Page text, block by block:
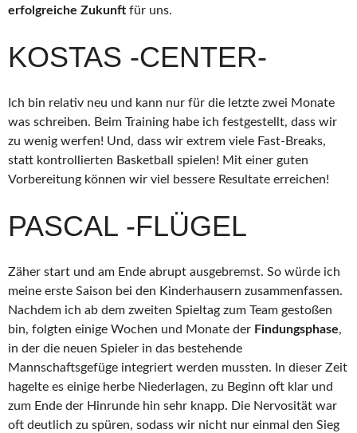
erfolgreiche Zukunft für uns.
KOSTAS -CENTER-
Ich bin relativ neu und kann nur für die letzte zwei Monate
was schreiben. Beim Training habe ich festgestellt, dass wir
zu wenig werfen! Und, dass wir extrem viele Fast-Breaks,
statt kontrollierten Basketball spielen! Mit einer guten
Vorbereitung können wir viel bessere Resultate erreichen!
PASCAL -FLÜGEL
Zäher start und am Ende abrupt ausgebremst. So würde ich
meine erste Saison bei den Kinderhausern zusammenfassen.
Nachdem ich ab dem zweiten Spieltag zum Team gestoßen
bin, folgten einige Wochen und Monate der Findungsphase,
in der die neuen Spieler in das bestehende
Mannschaftsgefüge integriert werden mussten. In dieser Zeit
hagelte es einige herbe Niederlagen, zu Beginn oft klar und
zum Ende der Hinrunde hin sehr knapp. Die Nervosität war
oft deutlich zu spüren, sodass wir nicht nur einmal den Sieg